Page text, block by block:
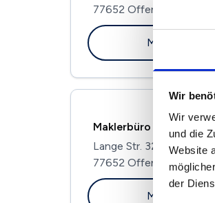
Wir
Wir
und die
Website
der
77652 Offenburg
Maklerprofil
Maklerbüro Arnold
Lange Str. 32
77652 Offenburg
Maklerprofil